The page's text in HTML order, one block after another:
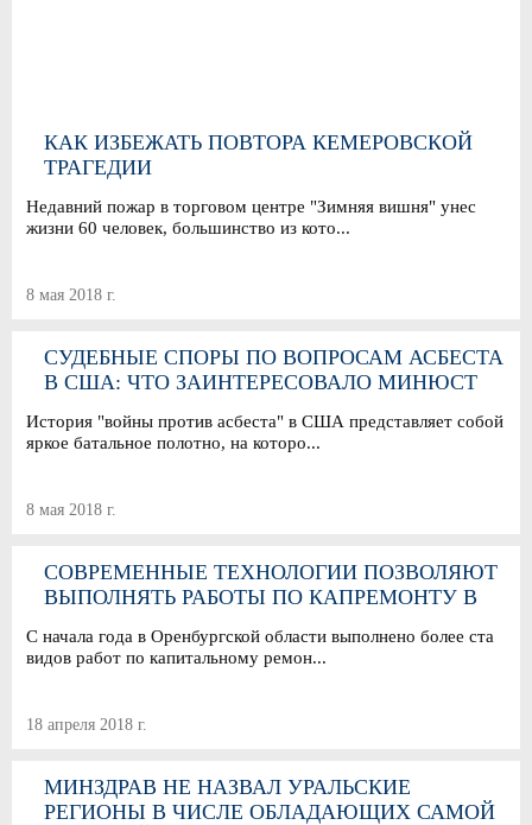
КАК ИЗБЕЖАТЬ ПОВТОРА КЕМЕРОВСКОЙ
ТРАГЕДИИ
Недавний пожар в торговом центре "Зимняя вишня" унес
жизни 60 человек, большинство из кото...
8 мая 2018 г.
СУДЕБНЫЕ СПОРЫ ПО ВОПРОСАМ АСБЕСТА
В США: ЧТО ЗАИНТЕРЕСОВАЛО МИНЮСТ
История "войны против асбеста" в США представляет собой
яркое батальное полотно, на которо...
8 мая 2018 г.
СОВРЕМЕННЫЕ ТЕХНОЛОГИИ ПОЗВОЛЯЮТ
ВЫПОЛНЯТЬ РАБОТЫ ПО КАПРЕМОНТУ В
С начала года в Оренбургской области выполнено более ста
видов работ по капитальному ремон...
18 апреля 2018 г.
МИНЗДРАВ НЕ НАЗВАЛ УРАЛЬСКИЕ
РЕГИОНЫ В ЧИСЛЕ ОБЛАДАЮЩИХ САМОЙ